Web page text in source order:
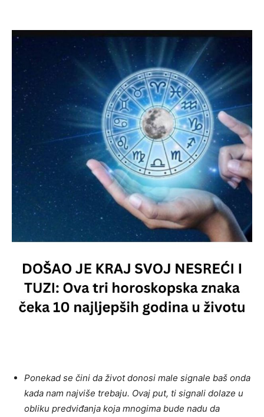
Ponekad se čini da život donosi male signale baš onda
kada nam najviše trebaju. Ovaj put, ti signali dolaze u
obliku predviđanja koja mnogima bude nadu da